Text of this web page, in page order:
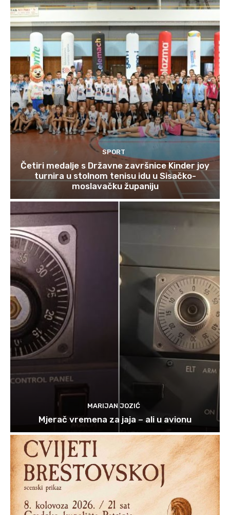
SPORT
Četiri medalje s Državne završnice Kinder joy
turnira u stolnom tenisu idu u Sisačko-
moslavačku županiju
MARIJAN JOZIĆ
Mjerač vremena za jaja – ali u avionu